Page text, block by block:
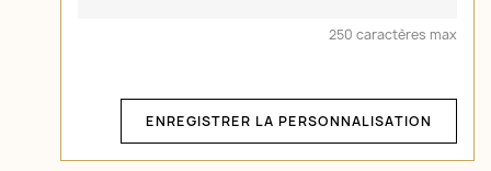
250 caractères max
ENREGISTRER LA PERSONNALISATION